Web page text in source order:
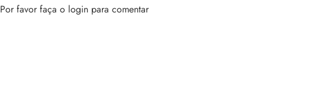
Por favor faça o login para comentar